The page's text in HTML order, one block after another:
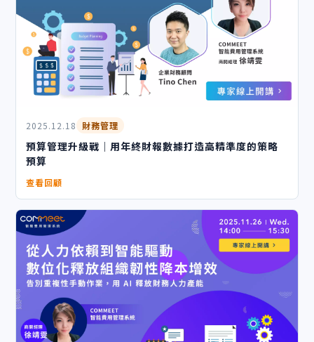
2025.12.18 財務管理
預算管理升級戰｜用年終財報數據打造高精準度的策略
預算
查看回顧